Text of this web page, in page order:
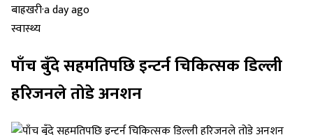
बाह्रखरी·a day ago
स्वास्थ्य
पाँच बुँदे सहमतिपछि इन्टर्न चिकित्सक डिल्ली
हरिजनले तोडे अनशन